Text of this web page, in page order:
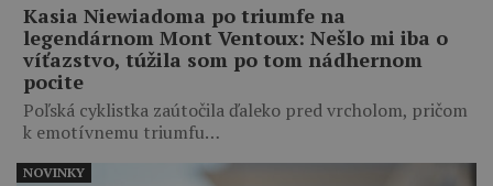
Kasia Niewiadoma po triumfe na
legendárnom Mont Ventoux: Nešlo mi iba o
víťazstvo, túžila som po tom nádhernom
pocite
Poľská cyklistka zaútočila ďaleko pred vrcholom, pričom
k emotívnemu triumfu…
NOVINKY